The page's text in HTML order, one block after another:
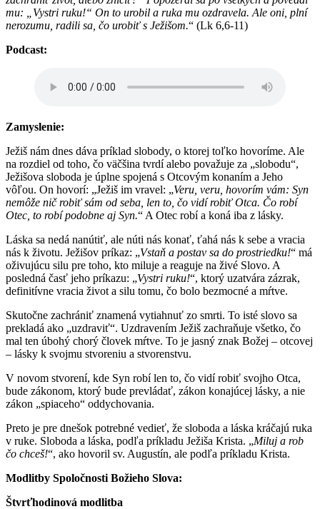
mu: „Vystri ruku!“ On to urobil a ruka mu ozdravela. Ale oni, plní
nerozumu, radili sa, čo urobiť s Ježišom.“ (Lk 6,6-11)
Podcast:
Zamyslenie:
Ježiš nám dnes dáva príklad slobody, o ktorej toľko hovoríme. Ale
na rozdiel od toho, čo väčšina tvrdí alebo považuje za „slobodu“,
Ježišova sloboda je úplne spojená s Otcovým konaním a Jeho
vôľou. On hovorí: „Ježiš im vravel: „Veru, veru, hovorím vám: Syn
nemôže nič robiť sám od seba, len to, čo vidí robiť Otca. Čo robí
Otec, to robí podobne aj Syn.“ A Otec robí a koná iba z lásky.
Láska sa nedá nanútiť, ale núti nás konať, ťahá nás k sebe a vracia
nás k životu. Ježišov príkaz: „Vstaň a postav sa do prostriedku!“ má
oživujúcu silu pre toho, kto miluje a reaguje na živé Slovo. A
posledná časť jeho príkazu: „Vystri ruku!“, ktorý uzatvára zázrak,
definitívne vracia život a silu tomu, čo bolo bezmocné a mŕtve.
Skutočne zachrániť znamená vytiahnuť zo smrti. To isté slovo sa
prekladá ako „uzdraviť“. Uzdravením Ježiš zachraňuje všetko, čo
mal ten úbohý chorý človek mŕtve. To je jasný znak Božej – otcovej
– lásky k svojmu stvoreniu a stvorenstvu.
V novom stvorení, kde Syn robí len to, čo vidí robiť svojho Otca,
bude zákonom, ktorý bude prevládať, zákon konajúcej lásky, a nie
zákon „spiaceho“ oddychovania.
Preto je pre dnešok potrebné vedieť, že sloboda a láska kráčajú ruka
v ruke. Sloboda a láska, podľa príkladu Ježiša Krista. „Miluj a rob
čo chceš!“, ako hovoril sv. Augustín, ale podľa príkladu Krista.
Modlitby Spoločnosti Božieho Slova:
Štvrťhodinová modlitba